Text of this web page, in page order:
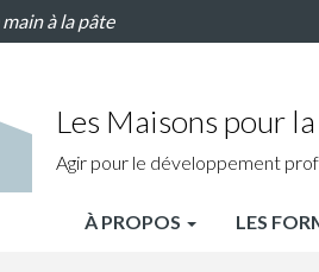
à la pâte
Les Maisons pour
Agir pour le développement
À PROPOS LES